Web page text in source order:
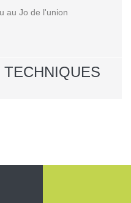
au Jo de l'union